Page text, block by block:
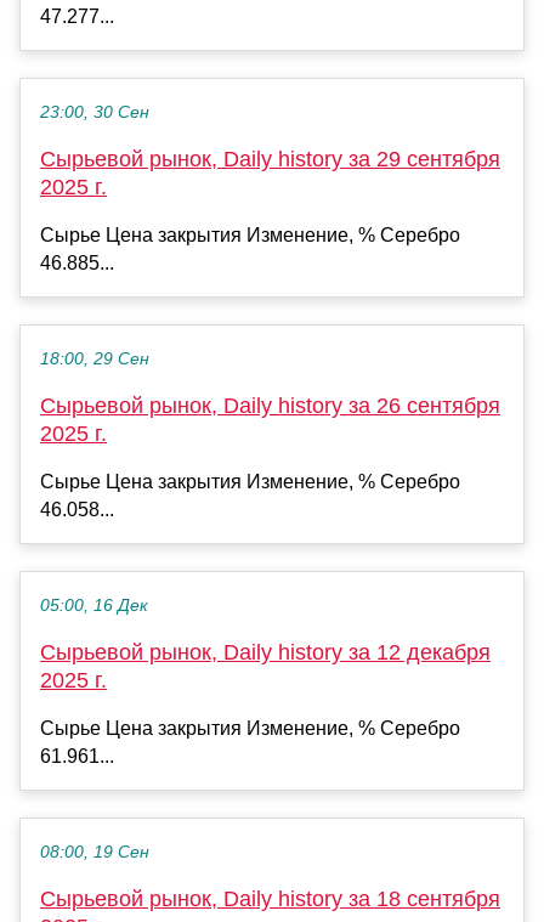
47.277...
23:00, 30 Сен
Сырьевой рынок, Daily history за 29 сентября
2025 г.
Сырье Цена закрытия Изменение, % Серебро
46.885...
18:00, 29 Сен
Сырьевой рынок, Daily history за 26 сентября
2025 г.
Сырье Цена закрытия Изменение, % Серебро
46.058...
05:00, 16 Дек
Сырьевой рынок, Daily history за 12 декабря
2025 г.
Сырье Цена закрытия Изменение, % Серебро
61.961...
08:00, 19 Сен
Сырьевой рынок, Daily history за 18 сентября